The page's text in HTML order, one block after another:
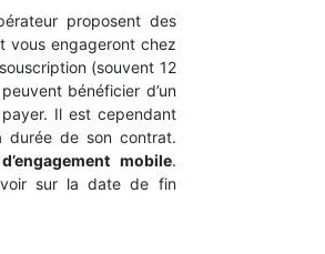
proposent des
vous engageront chez
(souvent 12
bénéficier d’un
Il est cependant
durée de son contrat.
mobile.
sur la date de fin